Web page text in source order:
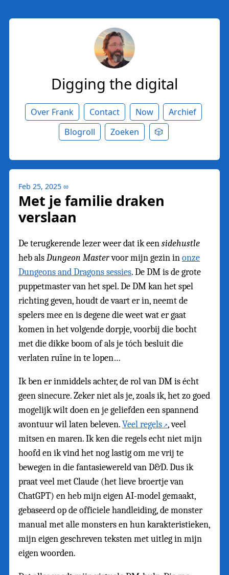
Digging the digital
Over Frank Contact Now
Archief
Blogroll
Zoeken 🎲
Feb 25, 2025 ∞
Met je familie draken
verslaan
De terugkerende lezer weer dat ik eensidehustle
heb alsDungeon Mastervoor mijn gezin inonze
Dungeons and Dragons sessies. De DM is de grote
puppetmaster van het spel. De DM kan het spel
richting geven, houdt de vaart er in, neemt de
spelers mee en is degene die weet wat er gaat
komen in het volgende dorpje, voorbij die bocht
met die dikke boom of als je tóch besluit die
verlaten ruïne in te lopen…
Ik ben er inmiddels achter, de rol van DM is écht
geen sinecure. Zeker niet als je, zoals ik, het zo goed
mogelijk wilt doen en je geliefden een spannend
avontuur wil laten beleven.Veel regels , veel
mitsen en maren. Ik ken die regels echt niet mijn
hoofd en ik vind het nog lastig om me vrij te
bewegen in die fantasiewereld van D&D. Dus ik
praat veel met Claude (het lieve broertje van
ChatGPT) en heb mijn eigen AI-model gemaakt,
gebaseerd op de officiele handleiding, de monster
manual met alle monsters en hun karakteristieken,
mijn eigen geschreven teksten met uitleg in mijn
eigen woorden.